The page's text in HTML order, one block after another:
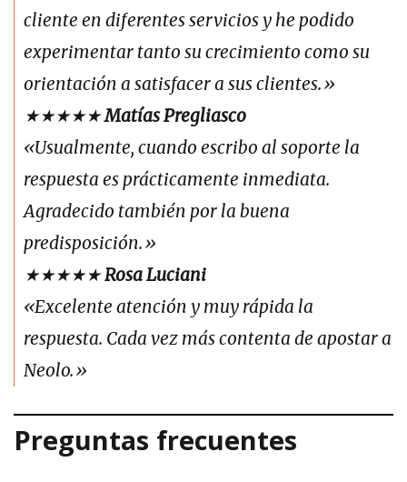
cliente en diferentes servicios y he podido
experimentar tanto su crecimiento como su
orientación a satisfacer a sus clientes.»
★★★★★Matías Pregliasco
«Usualmente, cuando escribo al soporte la
respuesta es prácticamente inmediata.
Agradecido también por la buena
predisposición.»
★★★★★Rosa Luciani
«Excelente atención y muy rápida la
respuesta. Cada vez más contenta de apostar a
Neolo.»
Preguntas frecuentes